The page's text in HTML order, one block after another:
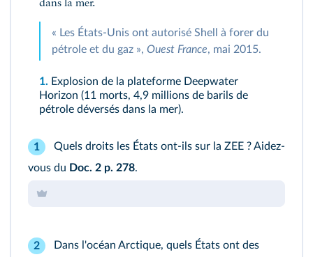
dans la mer.
« Les États-Unis ont autorisé Shell à forer du
pétrole et du gaz », Ouest France, mai 2015.
1. Explosion de la plateforme Deepwater
Horizon (11 morts, 4,9 millions de barils de
pétrole déversés dans la mer).
1
Quels droits les États ont-ils sur la ZEE ? Aidez-
vous du Doc. 2 p. 278.
2
Dans l'océan Arctique, quels États ont des